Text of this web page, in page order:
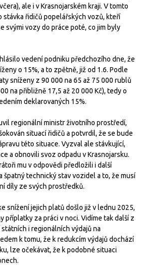
ale i v Krasnojarském kraji. V tomto
stávka řidičů popelářských vozů, kteří
svými vozy do práce poté, co jim byly
vedení podniku předchozího dne, že
o 15%, a to zpětně, již od 1.6. Podle
sníženy z 90 000 na 65 až 75 000 rublů
na přibližně 17,5 až 20 000 Kč), tedy o
deklarovaných 15%.
regionální ministr životního prostředí,
situací řidičů a potvrdil, že se bude
této situace. Vyzval ale stávkující,
a obnovili svoz odpadu v Krasnojarsku.
mu v odpovědi předložili i další
špatný technický stav vozidel a to, že musí
díly ze svých prostředků.
snížení jejich platů došlo již v lednu 2025,
příplatky za práci v noci. Vidíme tak další z
i regionálních výdajů na
k tomu, že k redukcím výdajů dochází
lze očekávat, že k podobné situaci